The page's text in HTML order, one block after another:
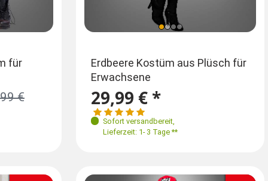
für
€
Größen
L 50 XL 52
Erdbeere Kostüm aus Plüsch für
Erwachsene
29,99 € *
Sofort versandbereit
Lieferzeit: 1- 3 Tage **